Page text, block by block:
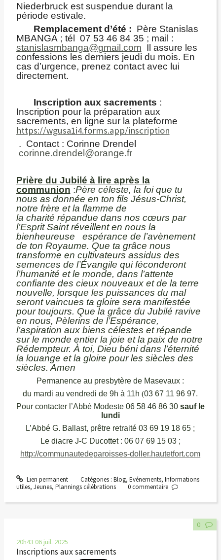
Niederbruck est suspendue durant la
période estivale.
Remplacement d’été : Père Stanislas
MBANGA ; tél 07 53 46 84 35 ; mail :
stanislasmbanga@gmail.com Il assure les
confessions les derniers jeudi du mois. En
cas d’urgence, prenez contact avec lui
directement.
Inscription aux sacrements :
Inscription pour la préparation aux
sacrements, en ligne sur la plateforme
https://wgusa1i4.forms.app/inscription
. Contact : Corinne Drendel
corinne.drendel@orange.fr
Prière du Jubilé à lire après la
communion :Père céleste, la foi que tu
nous as donnée en ton fils Jésus-Christ,
notre frère et la flamme de
la charité répandue dans nos cœurs par
l’Esprit Saint réveillent en nous la
bienheureuse espérance de l’avènement
de ton Royaume. Que ta grâce nous
transforme en cultivateurs assidus des
semences de l’Évangile qui féconderont
l’humanité et le monde, dans l’attente
confiante des cieux nouveaux et de la terre
nouvelle, lorsque les puissances du mal
seront vaincues ta gloire sera manifestée
pour toujours. Que la grâce du Jubilé ravive
en nous, Pèlerins de l’Espérance,
l’aspiration aux biens célestes et répande
sur le monde entier la joie et la paix de notre
Rédempteur. À toi, Dieu béni dans l’éternité
la louange et la gloire pour les siècles des
siècles. Amen
Permanence au presbytère de Masevaux :
du mardi au vendredi de 9h à 11h(03 67 11 96 97.
Pour contacter l’Abbé Modeste 06 58 46 86 30 sauf le
lundi
L’Abbé G. Ballast, prêtre retraité 03 69 19 18 65 ;
Le diacre J-C Ducottet : 06 07 69 15 03;
http://communautedeparoisses-doller.hautetfort.com
Lien permanent Catégories : Blog, Evénements, Informations
utiles, Jeunes, Plannings célébrations 0commentaire
20h43 06juil. 2025
Inscriptions aux sacrements
0